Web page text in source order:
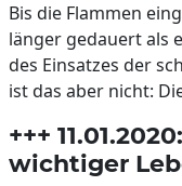
Bis die Flammen
länger gedauert als
des Einsatzes der
ist das aber nicht:
+++
wichtiger